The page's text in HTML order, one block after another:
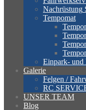
Nachrüstung
Tempomat
Einpark- und
Galerie
Felgen /
RC
UNSER TEAM
Blog